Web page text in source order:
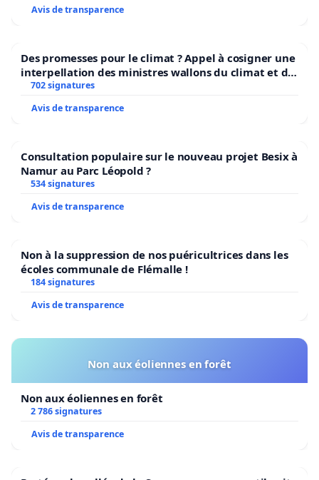
Avis de transparence
Des promesses pour le climat ? Appel à cosigner une
interpellation des ministres wallons du climat et de
l’environnement.
702 signatures
Avis de transparence
Consultation populaire sur le nouveau projet Besix à
Namur au Parc Léopold ?
534 signatures
Avis de transparence
Non à la suppression de nos puéricultrices dans les
écoles communale de Flémalle !
184 signatures
Avis de transparence
Non aux éoliennes en forêt
Non aux éoliennes en forêt
2 786 signatures
Avis de transparence